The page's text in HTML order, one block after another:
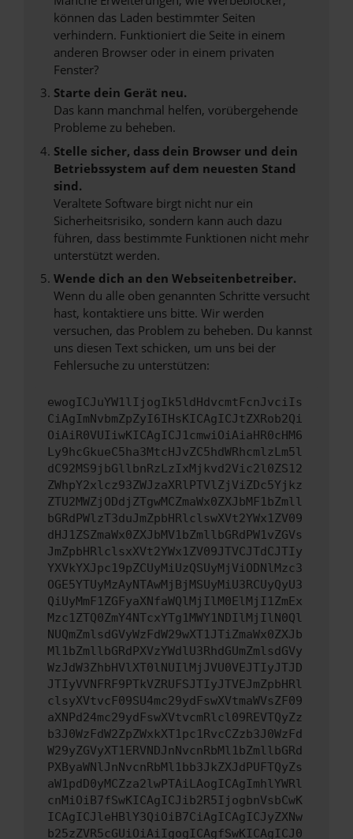
können das Laden bestimmter Seiten
verhindern. Funktioniert die Seite in einem
anderen Browser oder in einem privaten
Fenster?
Starte dein Gerät neu.
Das kann manchmal helfen, vorübergehende
Probleme zu beheben.
Stelle sicher, dass dein Browser und dein
Betriebssystem auf dem neuesten Stand
sind.
Veraltete Software birgt nicht nur ein
Sicherheitsrisiko, sondern kann auch dazu
führen, dass bestimmte Funktionen nicht mehr
unterstützt werden.
Wende dich an den Webseitenbetreiber.
Wenn du alle oben genannten Schritte versucht
hast, kontaktiere uns bitte. Wir werden
versuchen, das Problem zu beheben. Du kannst
uns diesen Text schicken, um uns bei der
Fehlersuche zu unterstützen:
ewogICJuYW1lIjogIk5ldHdvcmtFcnJvciIs
CiAgImNvbmZpZyI6IHsKICAgICJtZXRob2Qi
OiAiR0VUIiwKICAgICJ1cmwiOiAiaHR0cHM6
Ly9hcGkueC5ha3MtcHJvZC5hdWRhcmlzLm5l
dC92MS9jbGllbnRzLzIxMjkvd2Vic2l0ZS12
ZWhpY2xlcz93ZWJzaXRlPTVlZjViZDc5Yjkz
ZTU2MWZjODdjZTgwMCZmaWx0ZXJbMF1bZmll
bGRdPWlzT3duJmZpbHRlclswXVt2YWx1ZV09
dHJ1ZSZmaWx0ZXJbMV1bZmllbGRdPW1vZGVs
JmZpbHRlclsxXVt2YWx1ZV09JTVCJTdCJTIy
YXVkYXJpc19pZCUyMiUzQSUyMjViODNlMzc3
OGE5YTUyMzAyNTAwMjBjMSUyMiU3RCUyQyU3
QiUyMmF1ZGFyaXNfaWQlMjIlM0ElMjI1ZmEx
Mzc1ZTQ0ZmY4NTcxYTg1MWY1NDIlMjIlN0Ql
NUQmZmlsdGVyWzFdW29wXT1JTiZmaWx0ZXJb
Ml1bZmllbGRdPXVzYWdlU3RhdGUmZmlsdGVy
WzJdW3ZhbHVlXT0lNUIlMjJVU0VEJTIyJTJD
JTIyVVNFRF9PTkVZRUFSJTIyJTVEJmZpbHRl
clsyXVtvcF09SU4mc29ydFswXVtmaWVsZF09
aXNPd24mc29ydFswXVtvcmRlcl09REVTQyZz
b3J0WzFdW2ZpZWxkXT1pc1RvcCZzb3J0WzFd
W29yZGVyXT1ERVNDJnNvcnRbMl1bZmllbGRd
PXByaWNlJnNvcnRbMl1bb3JkZXJdPUFTQyZs
aW1pdD0yMCZza2lwPTAiLAogICAgImhlYWRl
cnMiOiB7fSwKICAgICJib2R5IjogbnVsbCwK
ICAgICJleHBlY3QiOiB7CiAgICAgICJyZXNw
b25zZVR5cGUiOiAiIgogICAgfSwKICAgICJ0